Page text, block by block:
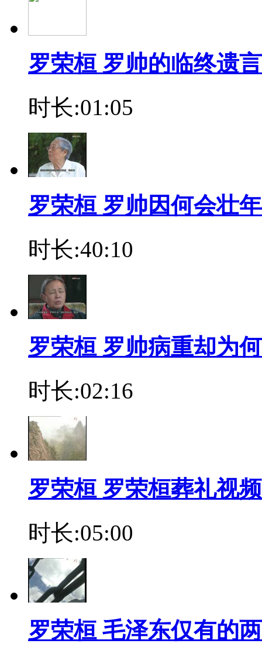
罗荣桓 罗帅的临终遗言
时长:01:05
罗荣桓 罗帅因何会壮
时长:40:10
罗荣桓 罗帅病重却为
时长:02:16
罗荣桓 罗荣桓葬礼视
时长:05:00
罗荣桓 毛泽东仅有的